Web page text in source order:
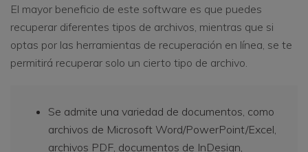
El mayor beneficio de este software es que puedes
recuperar diferentes tipos de archivos, mientras que si
optas por las herramientas de recuperación en línea, se te
permitirá recuperar solo un cierto tipo de archivo.
Se admite una variedad de documentos, como
archivos de Microsoft Word/PowerPoint/Excel,
archivos PDF, documentos de InDesign,